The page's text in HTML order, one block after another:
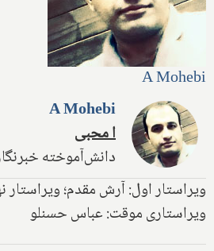
A Mohebi
A Mohebi
ا محبی
دانش‌آموخته
ویراستار اول: آرش مقدم؛ ویراستار
ویراستاری موقت: عباس حسنلو